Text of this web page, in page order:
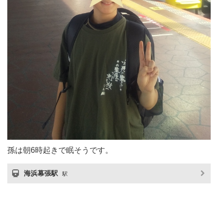
孫は朝6時起きで眠そうです。
海浜幕張駅 駅